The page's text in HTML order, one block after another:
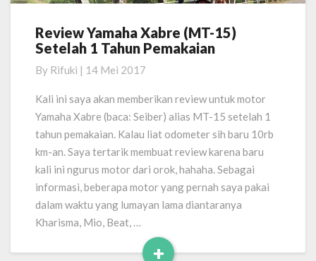
Review
Yamaha
(MT-
15)
1
Tahun
Pemakaian
Review Yamaha Xabre (MT-15)
Setelah 1 Tahun Pemakaian
By Rifuki | 14 Mei 2017
Kali ini saya akan memberikan review untuk motor
Yamaha Xabre (baca: Seiber) alias MT-15 setelah 1
tahun pemakaian. Kalau liat odometer sih baru 10rb
km-an. Saya tertarik membuat review karena baru
kali ini ngurus motor dari orok, hahaha. Sebagai
informasi, beberapa motor yang pernah saya pakai
dalam waktu yang lumayan lama diantaranya
Kharisma, Mio, Beat, …
+